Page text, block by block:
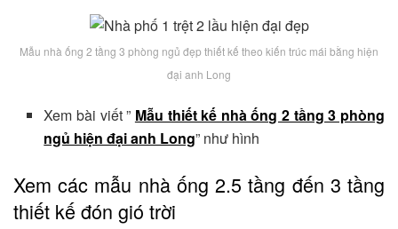
Mẫu nhà ống 2 tầng 3 phòng ngủ đẹp thiết kế theo kiến trúc mái bằng hiện
đại anh Long
Xem bài viết ” Mẫu thiết kế nhà ống 2 tầng 3 phòng
ngủ hiện đại anh Long” như hình
Xem các mẫu nhà ống 2.5 tầng đến 3 tầng
thiết kế đón gió trời